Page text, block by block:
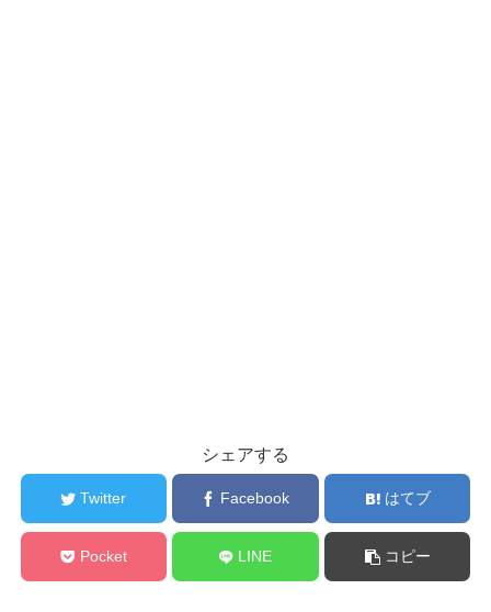
シェアする
Twitter Facebook はてブ
Pocket LINE コピー